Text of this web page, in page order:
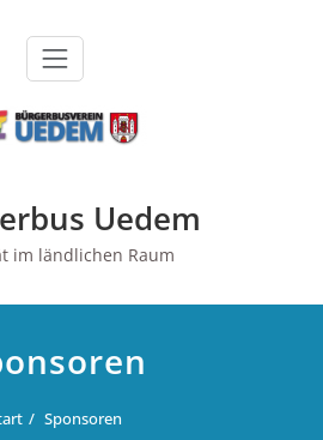
Uedem
im ländlichen Raum
Sponsoren